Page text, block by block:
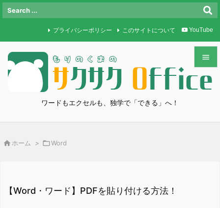
ワードもエクセルも、独学で「できる」へ！


メニュ
プライバシーポリシー このサイトについて YouTube
 ホーム > Word
【Word・ワード】PDFを貼り付ける方法！